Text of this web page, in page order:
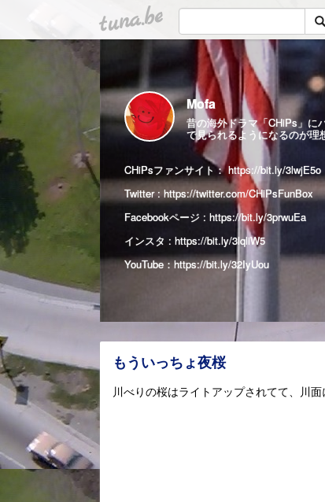
tuna.be
Mofa
昔の海外ドラマ「CHiPs」に
で見られるようになるのが理
CHiPsファンサイト：https://bit.ly/3lwjE5o
Twitter : https://twitter.com/CHiPsFunBox
Facebookページ : https://bit.ly/3prwuEa
インスタ : https://bit.ly/3lqliW5
YouTube：https://bit.ly/32IyUou
もういっちょ夜桜
川べりの桜はライトアップされてて、川面